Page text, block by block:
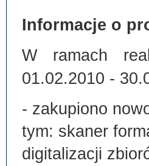
Informacje o
W ramach
01.02.2010 -
- zakupiono
tym: skaner
digitalizacji